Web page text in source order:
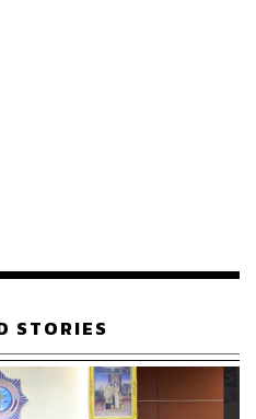
ในช่วงปี 2556 ถึงปี 2558 ต่อ
ายุความในปี 2573 (นับแต่ปี
ตรา 281/2 วรรคสอง
า 89/24 มีอายุความ 10 ปี จึง
บแต่ปี 2558)
STORIES